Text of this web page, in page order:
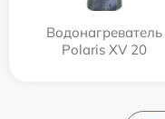
Водонагреватель
Polaris XV 20